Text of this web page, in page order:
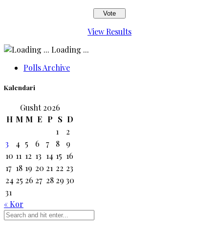
View Results
Loading ...
Polls Archive
Kalendari
Gusht 2026
H M M E P S D
1
2
3
4 5 6 7 8
9
10 11 12 13 14 15 16
17 18 19 20 21 22 23
24 25 26 27 28 29 30
31
« Kor